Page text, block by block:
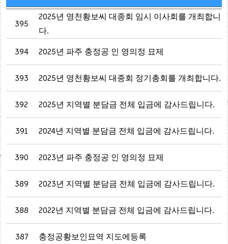
395
2025년 영천황보씨 대종회 임시 이사회를 개최합니
다.
394
2025년 파주 충정공 인 영의정 묘제
393 2025년 영천황보씨 대종회 정기총회를 개최합니다.
392 2025년 지역별 분담금 전체 입금에 감사드립니다.
391 2024년 지역별 분담금 전체 입금에 감사드립니다.
390 2023년 파주 충정공 인 영의정 묘제
389 2023년 지역별 분담금 전체 입금에 감사드립니다.
388 2022년 지역별 분담금 전체 입금에 감사드립니다.
387 충정공황보인묘역 지도에등록